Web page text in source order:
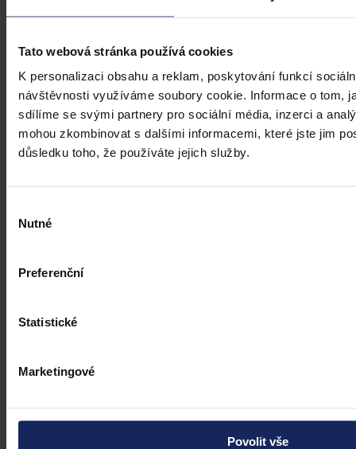
Tato webová stránka používá cookies
K personalizaci obsahu a reklam, poskytování funkcí
návštěvnosti využíváme soubory cookie. Informace o tom,
sdílíme se svými partnery pro sociální média, inzerci a
mohou zkombinovat s dalšími informacemi, které jste jim
důsledku toho, že používáte jejich služby.
souhlasu
Nutné
Preferenční
Statistické
Marketingové
Povolit vše
urážlivých označeních?
Tento článek shrnuje nedávný rozsudek Evropského soudu pro
lidská práva (ESLP) v kauze Mortensen proti Dánsku, který může
sehrát roli v dalším řešení obdobných případů na ochranu osobnosti,
zejména pokud se jedná o působení na sociálních sítích,
předchozího jednání poškozeného a reálných základů pro hodnotící
úsudek.
Kolektiv autorů • 3. srpna 2026, 07:37